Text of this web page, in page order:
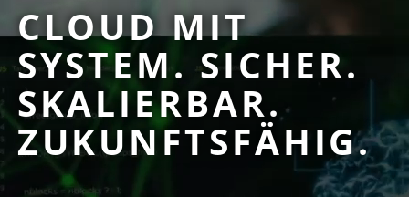
CLOUD MIT
SYSTEM. SICHER.
SKALIERBAR.
ZUKUNFTSFÄHIG.